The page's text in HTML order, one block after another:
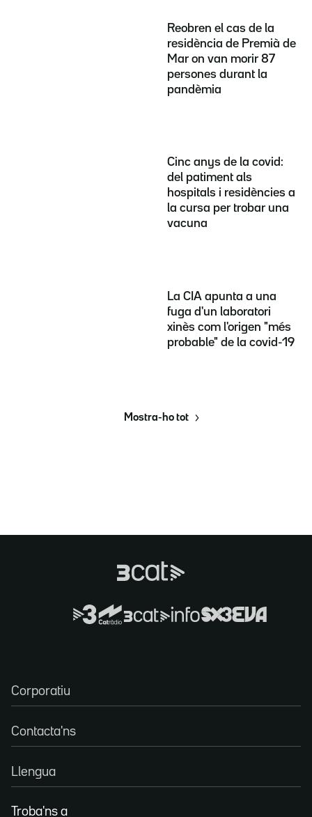
Reobren el cas de la
residència de Premià de
Mar on van morir 87
persones durant la
pandèmia
Cinc anys de la covid:
del patiment als
hospitals i residències a
la cursa per trobar una
vacuna
La CIA apunta a una
fuga d'un laboratori
xinès com l'origen "més
probable" de la covid-19
Mostra-ho tot
Corporatiu
Contacta'ns
Llengua
Troba'ns a